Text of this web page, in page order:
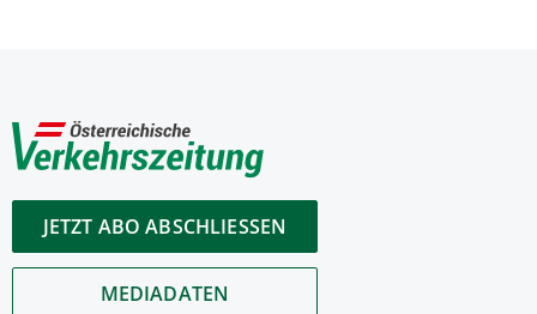
JETZT ABO ABSCHLIESSEN
MEDIADATEN